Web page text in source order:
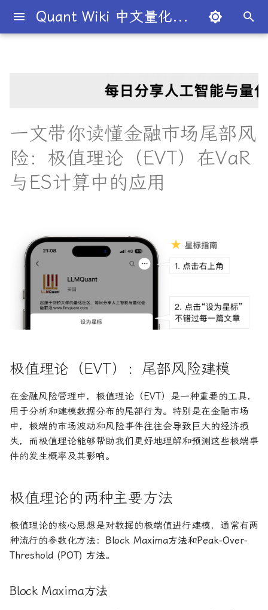
Quant Wiki 中文量化百科
索
常见问题
关于LLMQuant
概述
金融工具
交易机制
经济理论与政策
财务指标与概念
其他概念
概率基础
概述
概率分布
重要定理
统计基础
概述
统计检验
回归分析
概述
期权策略
技术指标
头寸管理
经典模型
历史人物
为什么有些交易策略能带来盈
如何打造"好用"的交易策略
如何如何划分交易风格？
量化交易员带你写Long-
量化交易竞赛
为有志于量化领域的人士展示
他们技能给雇主的绝佳项目集
极值理论（EVT）：尾部风险
极值理论的两种主要方法
Block Maxima方法
数据拟合：块最大值方法
失
Peak-Over-Threshold方法
数据拟合：POT方法
计算风险：VaR和ES
总结
事件驱动型
宏观对冲基金入门
最新研究目录
前沿技术
研报精选
研报精选目录
人工智能系列
高频交易系列
开源工具库
数据工具
高级分析
不同编程语言的量化框架
研究成果复现
TradingAgents 多智能体
金融交易框架
InvestorBench 面向LLM
决策任务的Benchmark
FinRobot 基于大语言模型
股票研究与估值框架
建股票研究框架
DeepSeek 一家用实力"做
如何利用LLM自动获取量
TradeMaster强化学习
GPT如何影响量化金融
全面科普：谷歌 Gemini
Flash 2.0 与 DeepSeek
R1、OpenAI o3-mini 的对比
与应用
深度解析:如何用DeepSeek-
R1对特斯拉相关新闻进行情
感分析并生成投资建议
如何使用DeepSeek-R1或
ChatGPT与Langchain构建专
2025年AI量化论文优选41篇
2024年AI量化论文精选
2024年LLM量化论文
AI量化交易基础
ChatGPT量化实战
ChatGPT选股策略
论文速读与复现
Transformer架构详解
VQVAE模型概述
入门级书籍
编程实现类
AI量化类
人工智能
基础理论
工程实现
买方公司
大师人物
西蒙斯
Julian Robertson
公司文化深度解析
Citadel与Millennium文化
比
多管理人基金成功之道
冲基金
大奖章基金：文艺复兴科技公
司里独一无二的赚钱机器
Quadrature Capital:你从未
听过的神秘自营交易公司
冲基金规模与其表现的关系
量化行业与雇主类型全览
量化薪资揭秘：量化从业者赚
多少钱？
揭秘量化分析师的日常
探秘Jane Street实习的亲身
城市如何影响你的量化生涯
量化金融最佳学位推荐
量化开发者职业路径解析
两种量化面试官类型解析
量化交易员的日常工作揭秘
如何写出完美的量化简历
2023量化金融求职与实习指
如何拿下IMC Trading量化实
习
如何拿下Jane Street量化实
如何拿下Optiver量化实习
一文带你读懂金融市场尾部风
险：极值理论（EVT）在VaR
与ES计算中的应用
极值理论（EVT）：尾部风险建模
在金融风险管理中，极值理论（EVT）是一种重要的工具，
用于分析和建模数据分布的尾部行为。特别是在金融市场
中，极端的市场波动和风险事件往往会导致巨大的经济损
失，而极值理论能够帮助我们更好地理解和预测这些极端事
件的发生概率及其影响。
极值理论的两种主要方法
极值理论的核心思想是对数据的极端值进行建模，通常有两
种流行的参数化方法： Block Maxima方法和Peak-Over-
Threshold (POT) 方法。
Block Maxima方法